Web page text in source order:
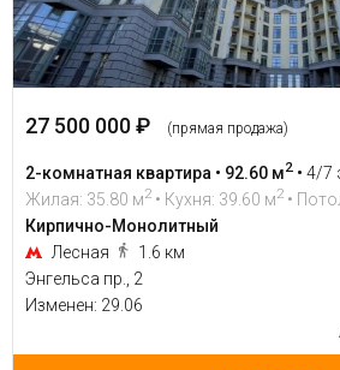
27 500 000 ₽ (прямая продажа)
2-комнатная квартира • 92.60 м2 • 4/7
Жилая: 35.80 м2 • Кухня: 39.60 м2 •
Кирпично-Монолитный
Лесная
1.6 км
Энгельса пр., 2
Изменен: 29.06